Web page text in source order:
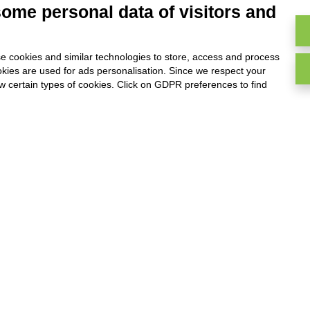
forma
en
Componentes ReportOne
Componentes PocketSell
personal data of visitors and
cookies and similar technologies to store, access and process
are used for ads personalisation. Since we respect your
certain types of cookies. Click on GDPR preferences to find